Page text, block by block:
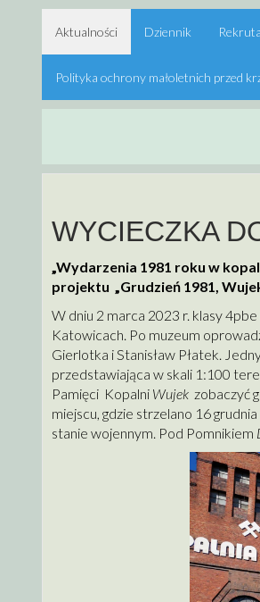
Aktualności Dziennik
Polityka ochrony małoletnich przed
WYCIECZKA
„Wydarzenia 1981 roku w
projektu „Grudzień 1981,
W dniu 2 marca 2023 r. klasy
Katowicach. Po muzeum
Gierlotka i Stanisław Płatek.
przedstawiająca w skali 1:100
Pamięci Kopalni Wujek zobaczyć
miejscu, gdzie strzelano 16
stanie wojennym. Pod Pomnikiem